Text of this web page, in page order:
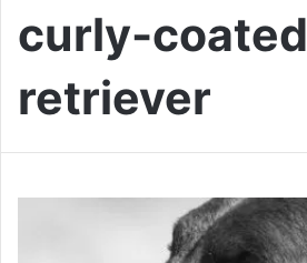
curly-coated
retriever